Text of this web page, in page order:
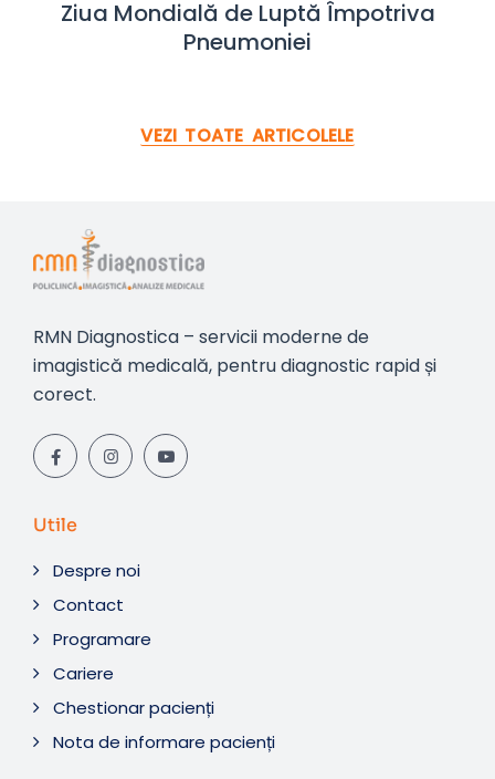
Ziua Mondială de Luptă Împotriva
Pneumoniei
VEZI TOATE ARTICOLELE
RMN Diagnostica – servicii moderne de
imagistică medicală, pentru diagnostic rapid și
corect.
Utile
Despre noi
Contact
Programare
Cariere
Chestionar pacienți
Nota de informare pacienți